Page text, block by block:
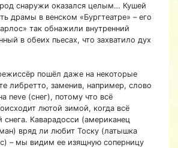
снаружи оказался целым… Кушей
драмы в венском «Бургтеатре» – его
так обнажили внутренний
в обеих пьесах, что захватило дух
пошёл даже на некоторые
либретто, заменив, например, слово
neve (снег), потому что всё
лютой зимой, когда всё
снега. Каварадосси (американец
вряд ли любит Тоску (латышка
– мы видим ее изящную соперницу